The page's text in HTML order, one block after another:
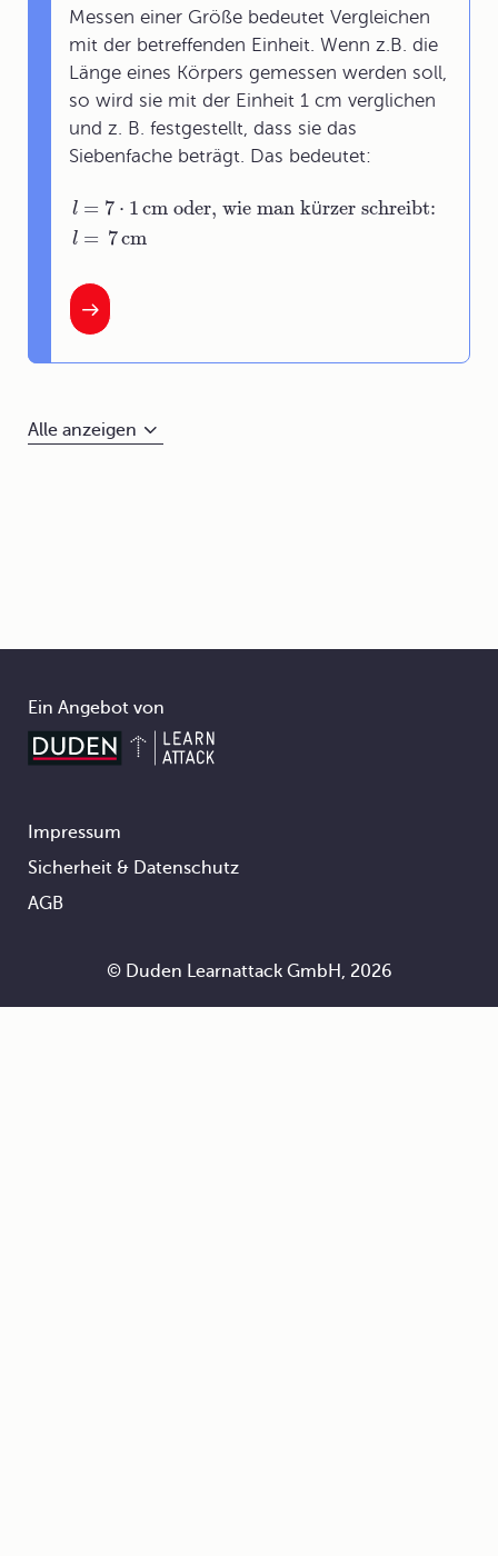
Messen einer Größe bedeutet Vergleichen
mit der betreffenden Einheit. Wenn z.B. die
Länge eines Körpers gemessen werden soll,
so wird sie mit der Einheit 1 cm verglichen
und z. B. festgestellt, dass sie das
Siebenfache beträgt. Das bedeutet:
l = 7 ⋅ 1cm oder, wie man kürzer schreibt:
l = 7cm
Alle anzeigen
Ein Angebot von
Footer
Impressum
Sicherheit & Datenschutz
AGB
© Duden Learnattack GmbH, 2026